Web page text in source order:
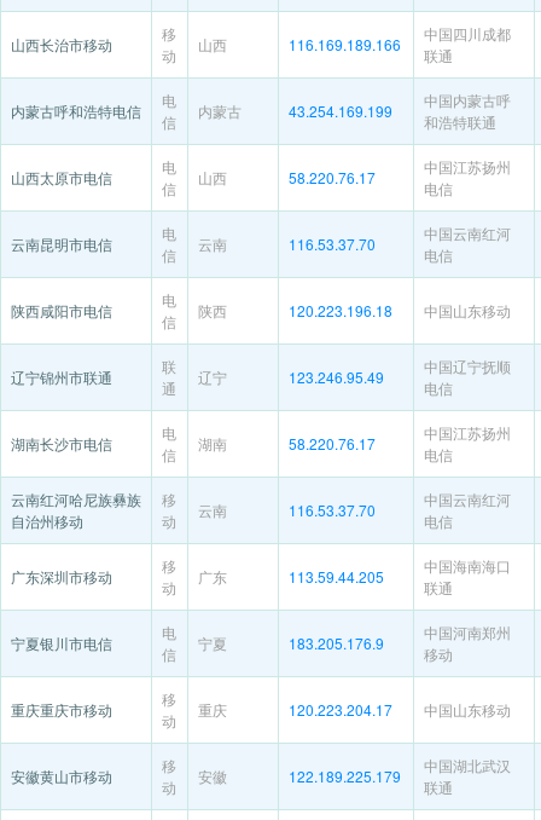
山西长治市移动
移
动
山西 116.169.189.166
中国四川成都
联通
内蒙古呼和浩特电信
电
信
内蒙古 43.254.169.199
中国内蒙古呼
和浩特联通
山西太原市电信
电
信
山西 58.220.76.17
中国江苏扬州
电信
云南昆明市电信
电
信
云南 116.53.37.70
中国云南红河
电信
陕西咸阳市电信
电
信
陕西 120.223.196.18 中国山东移动
辽宁锦州市联通
联
通
辽宁 123.246.95.49
中国辽宁抚顺
电信
湖南长沙市电信
电
信
湖南 58.220.76.17
中国江苏扬州
电信
云南红河哈尼族彝族
自治州移动
移
动
云南 116.53.37.70
中国云南红河
电信
广东深圳市移动
移
动
广东 113.59.44.205
中国海南海口
联通
宁夏银川市电信
电
信
宁夏 183.205.176.9
中国河南郑州
移动
重庆重庆市移动
移
动
重庆 120.223.204.17 中国山东移动
安徽黄山市移动
移
动
安徽 122.189.225.179
中国湖北武汉
联通